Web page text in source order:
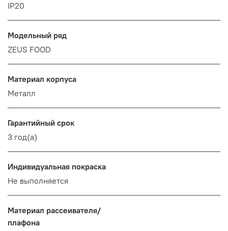
IP20
Модельный ряд
ZEUS FOOD
Материал корпуса
Металл
Гарантийный срок
3 год(а)
Индивидуальная покраска
Не выполняется
Материал рассеивателя/
плафона